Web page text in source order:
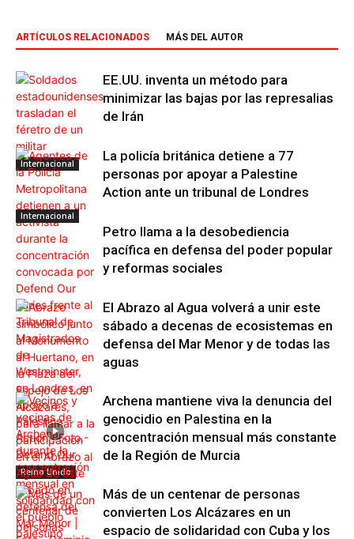
ARTÍCULOS RELACIONADOS MÁS DEL AUTOR
Internacional
EE.UU. inventa un método para
minimizar las bajas por las represalias
de Irán
Reino Unido
La policía británica detiene a 77
personas por apoyar a Palestine
Action ante un tribunal de Londres
Internacional
Petro llama a la desobediencia
pacífica en defensa del poder popular
y reformas sociales
El Abrazo al Agua volverá a unir este
sábado a decenas de ecosistemas en
defensa del Mar Menor y de todas las
aguas
Archena mantiene viva la denuncia del
genocidio en Palestina en la
concentración mensual más constante
de la Región de Murcia
Más de un centenar de personas
convierten Los Alcázares en un
espacio de solidaridad con Cuba y los